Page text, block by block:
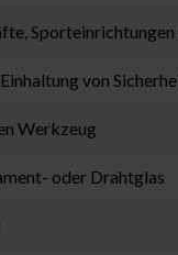
von
Werkzeug
oder Drahtglas